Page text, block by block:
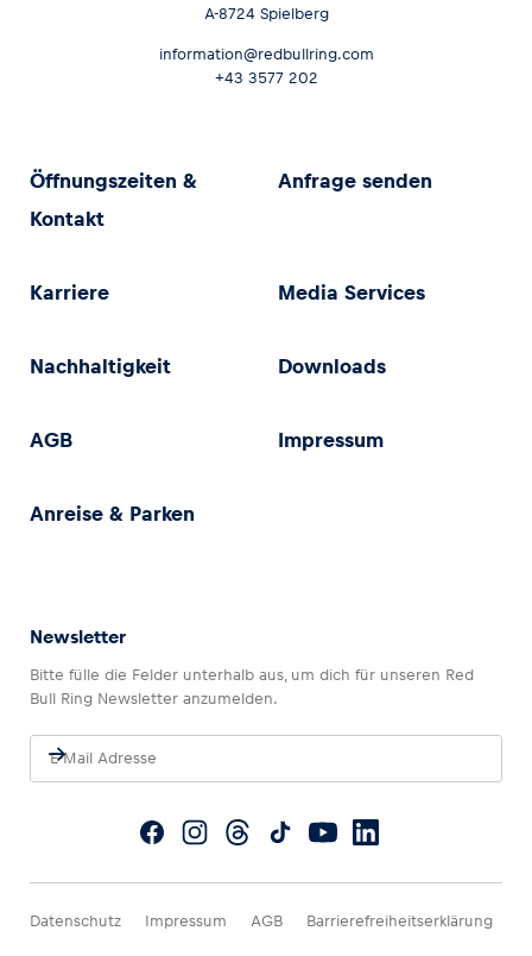
A-8724 Spielberg
information@redbullring.com
+43 3577 202
Öffnungszeiten &
Kontakt
Anfrage senden
Karriere Media Services
Nachhaltigkeit Downloads
AGB Impressum
Anreise & Parken
Newsletter
Bitte fülle die Felder unterhalb aus, um dich für unseren Red
Bull Ring Newsletter anzumelden.
Datenschutz Impressum AGB Barrierefreiheitserklärung